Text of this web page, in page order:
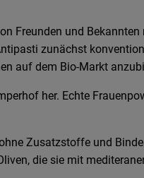
Freunden und Bekannten
zunächst
auf dem Bio-Markt
her. Echte
Zusatzstoffe und
die sie mit